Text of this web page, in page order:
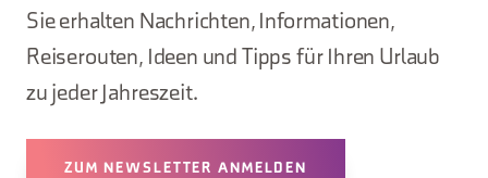
Sie erhalten Nachrichten, Informationen,
Reiserouten, Ideen und Tipps für Ihren Urlaub
zu jeder Jahreszeit.
ZUM NEWSLETTER ANMELDEN